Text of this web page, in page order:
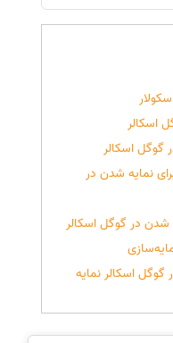
اسکالر
گوگل اسکالر
نمایه شدن در
شدن در گوگل اسکالر
اسکالر نمایه